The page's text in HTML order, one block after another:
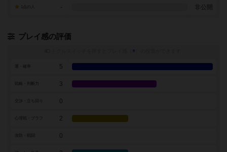
- 非公開
プレイ感の評価
※
5
戦略・判断力 3
0
2
0